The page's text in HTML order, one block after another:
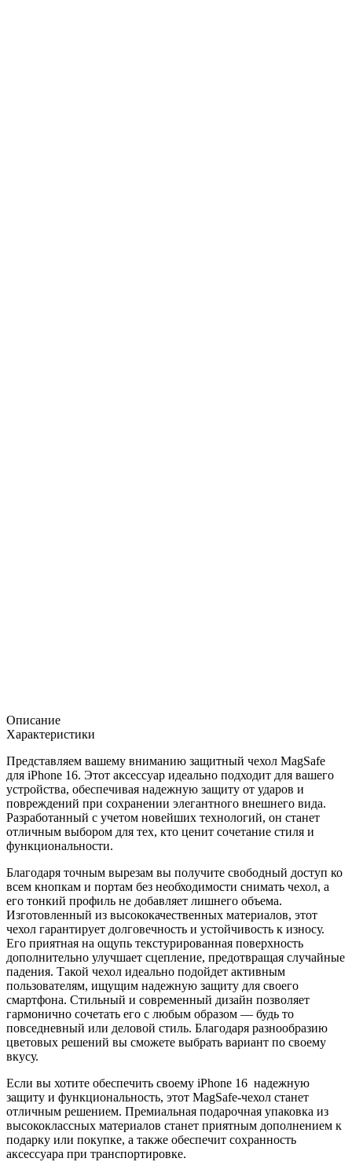
Описание
Характеристики
Представляем вашему вниманию защитный чехол MagSafe
для iPhone 16. Этот аксессуар идеально подходит для вашего
устройства, обеспечивая надежную защиту от ударов и
повреждений при сохранении элегантного внешнего вида.
Разработанный с учетом новейших технологий, он станет
отличным выбором для тех, кто ценит сочетание стиля и
функциональности.
Благодаря точным вырезам вы получите свободный доступ ко
всем кнопкам и портам без необходимости снимать чехол, а
его тонкий профиль не добавляет лишнего объема.
Изготовленный из высококачественных материалов, этот
чехол гарантирует долговечность и устойчивость к износу.
Его приятная на ощупь текстурированная поверхность
дополнительно улучшает сцепление, предотвращая случайные
падения. Такой чехол идеально подойдет активным
пользователям, ищущим надежную защиту для своего
смартфона. Стильный и современный дизайн позволяет
гармонично сочетать его с любым образом — будь то
повседневный или деловой стиль. Благодаря разнообразию
цветовых решений вы сможете выбрать вариант по своему
вкусу.
Если вы хотите обеспечить своему iPhone 16 надежную
защиту и функциональность, этот MagSafe-чехол станет
отличным решением. Премиальная подарочная упаковка из
высококлассных материалов станет приятным дополнением к
подарку или покупке, а также обеспечит сохранность
аксессуара при транспортировке.